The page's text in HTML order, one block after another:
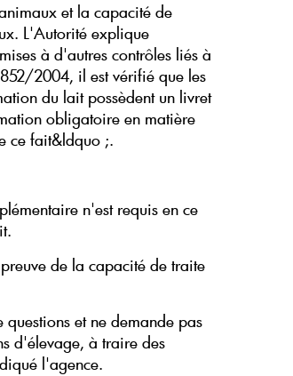
et la capacité de
L'Autorité explique
à d'autres contrôles liés à
2004, il est vérifié que les
du lait possèdent un livret
obligatoire en matière
ce fait&ldquo ;.
n'est requis en ce
de la capacité de traite
et ne demande pas
d'élevage, à traire des
l'agence.